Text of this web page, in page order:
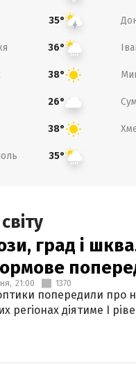
35°
36°
38°
26°
38°
35°
град і
21:00 1370
попередили про
регіонах діятиме І